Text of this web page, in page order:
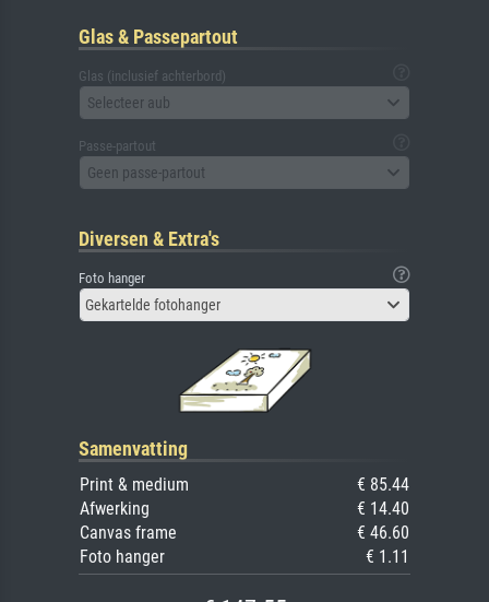
Glas & Passepartout
Glas (inclusief achterbord)
Selecteer aub
Passe-partout
Geen passe-partout
Diversen & Extra's
Foto hanger
Gekartelde fotohanger
Samenvatting
Print & medium
€ 85.44
Afwerking
€ 14.40
Canvas frame
€ 46.60
Foto hanger
€ 1.11